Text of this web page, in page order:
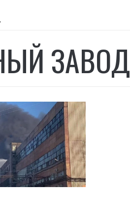
ЗАВОД